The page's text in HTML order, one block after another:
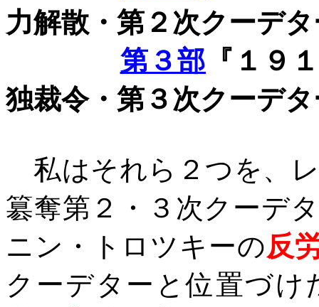
力解散・第２次クーデ
第３部 『１９
独裁令・第３次クーデ
私はそれら２つを、
簒奪第２・３次クーデ
ニン・トロツキーの反
クーデターと位置づけ